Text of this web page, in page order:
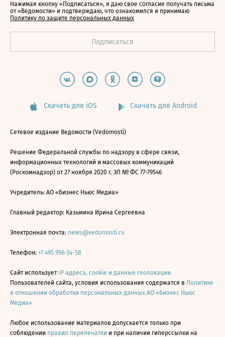
Нажимая кнопку «Подписаться», я даю свое согласие получать письма
от «Ведомости» и подтверждаю, что ознакомился и принимаю
Политику по защите персональных данных
Скачать для iOS Скачать для Android
Сетевое издание Ведомости (Vedomosti)
Решение Федеральной службы по надзору в сфере связи,
информационных технологий и массовых коммуникаций
(Роскомнадзор) от 27 ноября 2020 г. ЭЛ № ФС 77-79546
Учредитель: АО «Бизнес Ньюс Медиа»
Главный редактор: Казьмина Ирина Сергеевна
Электронная почта: news@vedomosti.ru
Телефон: +7 495 956-34-58
Сайт использует IP адреса, cookie и данные геолокации
Пользователей сайта, условия использования содержатся в Политике
в отношении обработки персональных данных АО «Бизнес Ньюс
Медиа»
Любое использование материалов допускается только при
соблюдении правил перепечатки и при наличии гиперссылки на